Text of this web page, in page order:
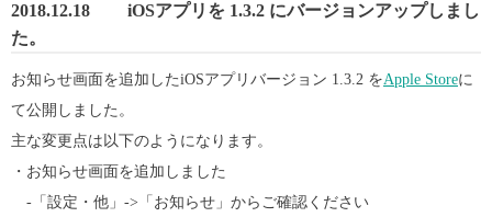
2018.12.18
iOSアプリを 1.3.2 にバージョンアップしまし
た。
お知らせ画面を追加したiOSアプリバージョン 1.3.2 をApple Storeに
て公開しました。
主な変更点は以下のようになります。
・お知らせ画面を追加しました
-「設定・他」->「お知らせ」からご確認ください